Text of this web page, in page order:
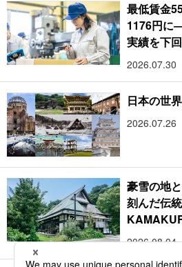
最低賃金
1176円に
実績を下
2026.07.30
日本の世
2026.07.26
豪雪の地
刻んだ伝
2026.08.04